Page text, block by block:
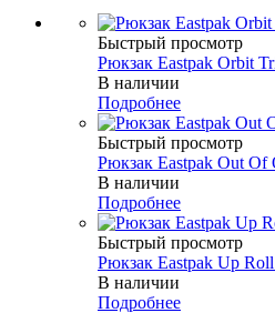
Быстрый просмотр
Рюкзак Eastpak Orbit
В наличии
Подробнее
Быстрый просмотр
Рюкзак Eastpak Out Of
В наличии
Подробнее
Быстрый просмотр
Рюкзак Eastpak Up
В наличии
Подробнее